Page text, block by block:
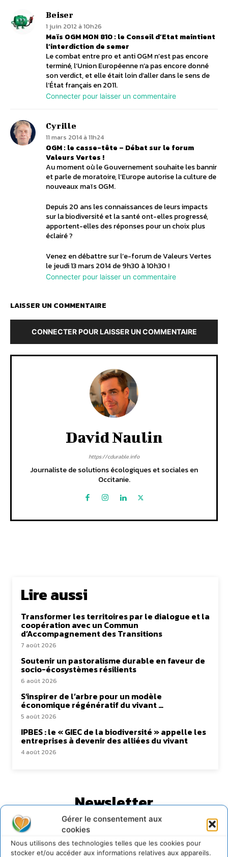
Gérer le consentement aux
cookies
Nous utilisons des technologies telles que les cookies pour
stocker et/ou accéder aux informations relatives aux appareils.
Beiser
1 juin 2012 à 10h26
Maïs OGM MON 810 : le Conseil d’Etat maintient
l’interdiction de semer
Le combat entre pro et anti OGM n’est pas encore
terminé, l’Union Européenne n’a pas encore donné
son verdict, et elle était loin d’aller dans le sens de
l’État français en 2011.
Connecter pour laisser un commentaire
Cyrille
11 mars 2014 à 11h24
OGM : le casse-tête – Débat sur le forum
Valeurs Vertes !
Au moment où le Gouvernement souhaite les bannir
et parle de moratoire, l’Europe autorise la culture de
nouveaux maïs OGM.
Depuis 20 ans les connaissances de leurs impacts
sur la biodiversité et la santé ont-elles progressé,
apportent-elles des réponses pour un choix plus
éclairé ?
Venez en débattre sur l’e-forum de Valeurs Vertes
le jeudi 13 mars 2014 de 9h30 à 10h30 !
Connecter pour laisser un commentaire
LAISSER UN COMMENTAIRE
CONNECTER POUR LAISSER UN COMMENTAIRE
David Naulin
https://cdurable.info
Journaliste de solutions écologiques et sociales en
Occitanie.
Lire aussi
Transformer les territoires par le dialogue et la
coopération avec un Commun
d’Accompagnement des Transitions
7 août 2026
Soutenir un pastoralisme durable en faveur de
socio-écosystèmes résilients
6 août 2026
S’inspirer de l’arbre pour un modèle
économique régénératif du vivant …
5 août 2026
IPBES : le « GIEC de la biodiversité » appelle les
entreprises à devenir des alliées du vivant
4 août 2026
Newsletter